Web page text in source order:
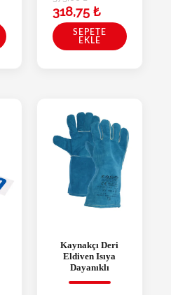
318,75 ₺
SEPETE
EKLE
Kaynakçı Deri
Eldiven Isıya
Dayanıklı